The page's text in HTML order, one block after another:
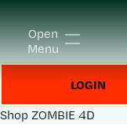
Open
Menu
LOGIN
Shop ZOMBIE 4D